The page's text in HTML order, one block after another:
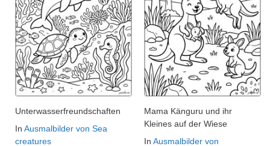
Unterwasserfreundschaften
In Ausmalbilder von Sea
creatures
Mama Känguru und ihr
Kleines auf der Wiese
In Ausmalbilder von